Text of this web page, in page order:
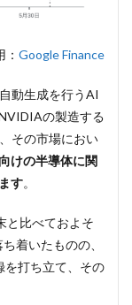
： Google Finance
動生成を行うAI
の製造する
その市場におい
けの半導体に関
す。
と比べておよそ
着いたものの、
を打ち立て、その